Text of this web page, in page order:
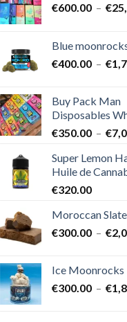
€600.00 – €
Blue
€400.00 – €
Buy Pack Man
Disposables
€350.00 – €
Super Lemon
Huile de
€320.00
Moroccan
€300.00 – €
Ice Moonrocks
€300.00 – €